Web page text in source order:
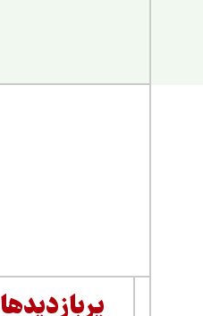
پربازدیدها